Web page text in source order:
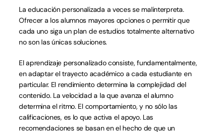
La educación personalizada a veces se malinterpreta.
Ofrecer a los alumnos mayores opciones o permitir que
cada uno siga un plan de estudios totalmente alternativo
no son las únicas soluciones.
El aprendizaje personalizado consiste, fundamentalmente,
en adaptar el trayecto académico a cada estudiante en
particular. El rendimiento determina la complejidad del
contenido. La velocidad a la que avanza el alumno
determina el ritmo. El comportamiento, y no sólo las
calificaciones, es lo que activa el apoyo. Las
recomendaciones se basan en el hecho de que un